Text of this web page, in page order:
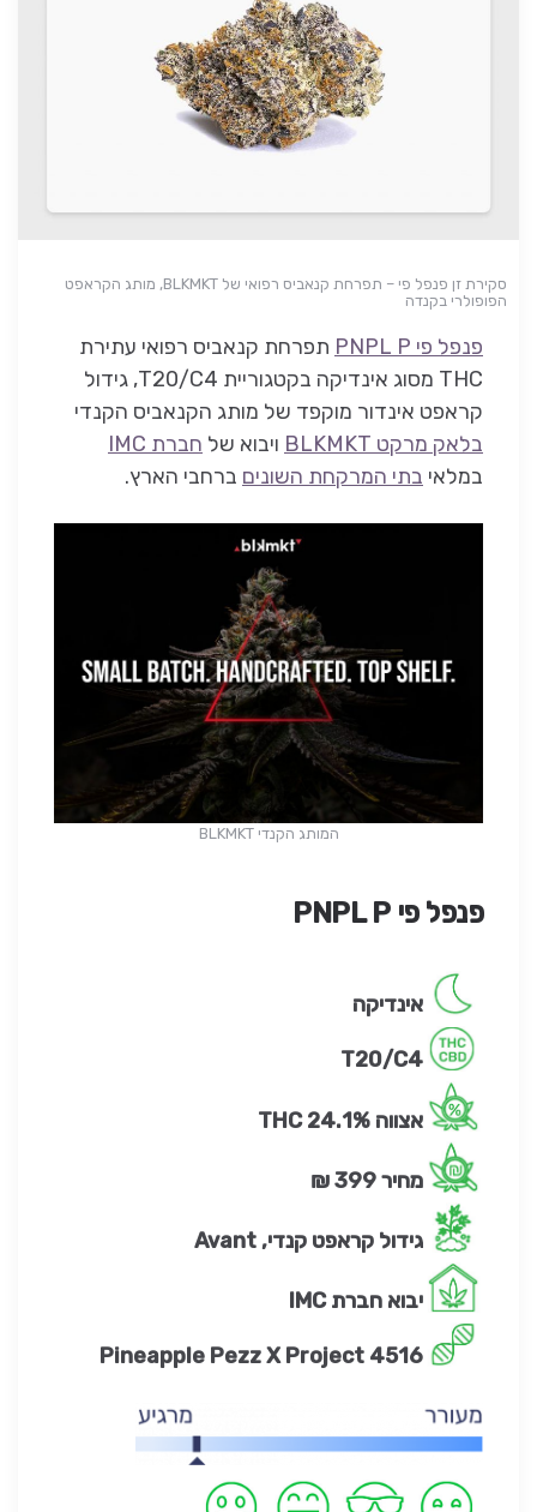
סקירת זן פנפל פי – תפרחת קנאביס רפואי של BLKMKT, מותג הקראפט
הפופולרי בקנדה
פנפל פי PNPL P
תפרחת קנאביס רפואי עתירת
THC מסוג אינדיקה בקטגוריית T20/C4, גידול
קראפט אינדור מוקפד של מותג הקנאביס הקנדי
בלאק מרקט BLKMKT
ויבוא של חברת IMC
במלאי בתי המרקחת השונים ברחבי הארץ.
המותג הקנדי BLKMKT
פנפל פי PNPL P
אינדיקה
T20/C4
אצווה 24.1% THC
מחיר 399 ₪
גידול קראפט קנדי, Avant
יבוא חברת IMC
Pineapple Pezz X Project 4516